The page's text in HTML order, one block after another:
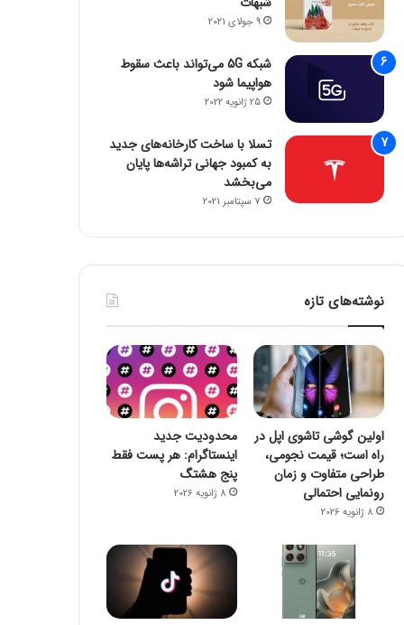
9 جولای 2021
شبکه 5G می‌تواند باعث سقوط
هواپیما شود
25 ژانویه 2022
تسلا با ساخت کارخانه‌های جدید
به کمبود جهانی تراشه‌ها پایان
می‌بخشد
7 سپتامبر 2021
نوشته‌های تازه
اولین گوشی تاشوی اپل در
راه است؛ قیمت نجومی،
طراحی متفاوت و زمان
رونمایی احتمالی
8 ژانویه 2026
محدودیت جدید
اینستاگرام: هر پست فقط
پنج هشتگ
8 ژانویه 2026